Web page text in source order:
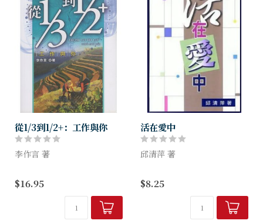
從1/3到1/2+：工作與你
李作言 著
班族，本書是必讀之書！實際
提供建立工作品格、同事相
處、開會、如何推銷自己等方
$16.95
活在愛中
邱清萍 著
己建立愛的關係，活出愛的生
命。此書乃《行在愛中》的續
集，適合作靈修輔讀，全書九
十篇，供一季用。
$8.25